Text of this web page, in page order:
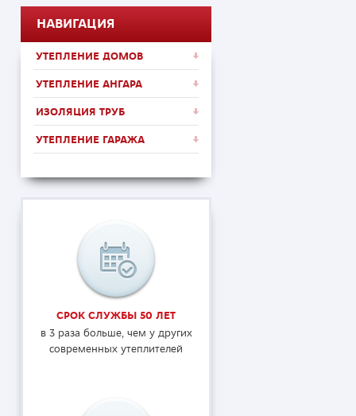
НАВИГАЦИЯ
УТЕПЛЕНИЕ ДОМОВ
УТЕПЛЕНИЕ АНГАРА
ИЗОЛЯЦИЯ ТРУБ
УТЕПЛЕНИЕ ГАРАЖА
СРОК СЛУЖБЫ 50 ЛЕТ
в 3 раза больше, чем у других
современных утеплителей